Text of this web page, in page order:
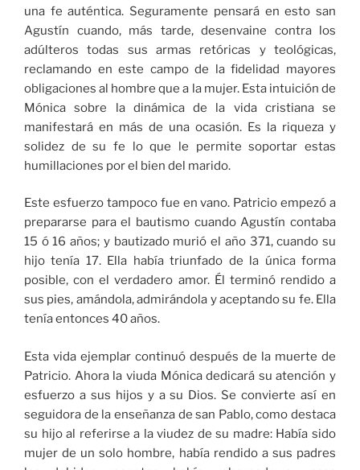
una fe auténtica. Seguramente pensará en esto san
Agustín cuando, más tarde, desenvaine contra los
adúlteros todas sus armas retóricas y teológicas,
reclamando en este campo de la fidelidad mayores
obligaciones al hombre que a la mujer. Esta intuición de
Mónica sobre la dinámica de la vida cristiana se
manifestará en más de una ocasión. Es la riqueza y
solidez de su fe lo que le permite soportar estas
humillaciones por el bien del marido.
Este esfuerzo tampoco fue en vano. Patricio empezó a
prepararse para el bautismo cuando Agustín contaba
15 ó 16 años; y bautizado murió el año 371, cuando su
hijo tenía 17. Ella había triunfado de la única forma
posible, con el verdadero amor. Él terminó rendido a
sus pies, amándola, admirándola y aceptando su fe. Ella
tenía entonces 40 años.
Esta vida ejemplar continuó después de la muerte de
Patricio. Ahora la viuda Mónica dedicará su atención y
esfuerzo a sus hijos y a su Dios. Se convierte así en
seguidora de la enseñanza de san Pablo, como destaca
su hijo al referirse a la viudez de su madre: Había sido
mujer de un solo hombre, había rendido a sus padres